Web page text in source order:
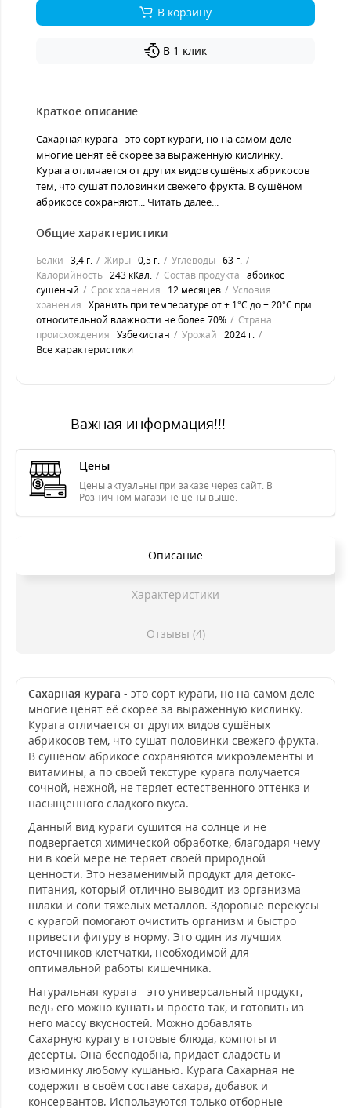
В корзину
В 1 клик
Краткое описание
Сахарная курага - это сорт кураги, но на самом деле
многие ценят её скорее за выраженную кислинку.
Курага отличается от других видов сушёных абрикосов
тем, что сушат половинки свежего фрукта. В сушёном
абрикосе сохраняют... Читать далее...
Общие характеристики
Белки 3,4 г. Жиры 0,5 г. Углеводы 63 г.
Калорийность 243 кКал. Состав продукта абрикос
сушеный
Срок хранения 12 месяцев
Условия
хранения Хранить при температуре от + 1°С до + 20°С при
относительной влажности не более 70%
Страна
происхождения Узбекистан Урожай 2024 г.
Все характеристики
Важная информация!!!
Цены
Цены актуальны при заказе через сайт. В
Розничном магазине цены выше.
Описание
Характеристики
Отзывы (4)
Сахарная курага - это сорт кураги, но на самом деле
многие ценят её скорее за выраженную кислинку.
Курага отличается от других видов сушёных
абрикосов тем, что сушат половинки свежего фрукта.
В сушёном абрикосе сохраняются микроэлементы и
витамины, а по своей текстуре курага получается
сочной, нежной, не теряет естественного оттенка и
насыщенного сладкого вкуса.
Данный вид кураги сушится на солнце и не
подвергается химической обработке, благодаря чему
ни в коей мере не теряет своей природной
ценности. Это незаменимый продукт для детокс-
питания, который отлично выводит из организма
шлаки и соли тяжёлых металлов. Здоровые перекусы
с курагой помогают очистить организм и быстро
привести фигуру в норму. Это один из лучших
источников клетчатки, необходимой для
оптимальной работы кишечника.
Натуральная курага - это универсальный продукт,
ведь его можно кушать и просто так, и готовить из
него массу вкусностей. Можно добавлять
Сахарную курагу в готовые блюда, компоты и
десерты. Она бесподобна, придает сладость и
изюминку любому кушанью. Курага Сахарная не
содержит в своём составе сахара, добавок и
консервантов. Используются только отборные